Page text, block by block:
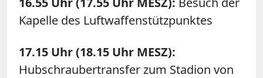
Kapelle des Luftwaffenstützpunktes
17.15 Uhr (18.15 Uhr MESZ):
Hubschraubertransfer zum Stadion von